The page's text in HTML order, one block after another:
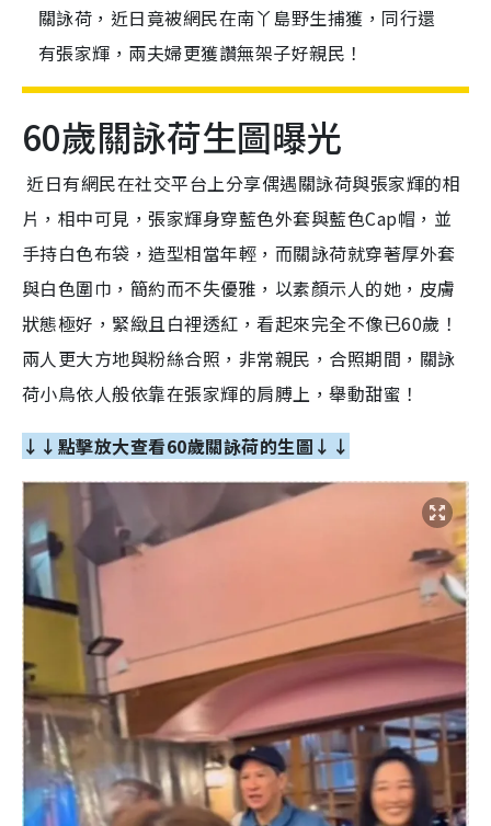
關詠荷，近日竟被網民在南丫島野生捕獲，同行還
有張家輝，兩夫婦更獲讚無架子好親民！
60歲關詠荷生圖曝光
近日有網民在社交平台上分享偶遇關詠荷與張家輝的相
片，相中可見，張家輝身穿藍色外套與藍色Cap帽，並
手持白色布袋，造型相當年輕，而關詠荷就穿著厚外套
與白色圍巾，簡約而不失優雅，以素顏示人的她，皮膚
狀態極好，緊緻且白裡透紅，看起來完全不像已60歲！
兩人更大方地與粉絲合照，非常親民，合照期間，關詠
荷小鳥依人般依靠在張家輝的肩膊上，舉動甜蜜！
↓↓點擊放大查看60歲關詠荷的生圖↓↓